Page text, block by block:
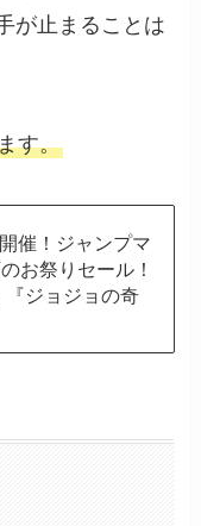
が止まることは
す。
催！ジャンプマ
お祭りセール！
『ジョジョの奇